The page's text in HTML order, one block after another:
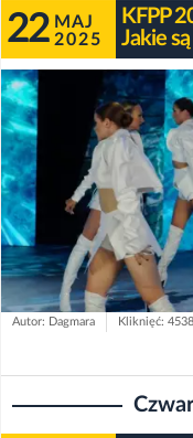
22 MAJ
2025
KFPP
Jakie
Autor: Dagmara Kliknięć: 4538